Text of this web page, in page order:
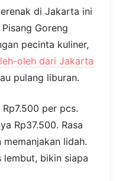
di Jakarta ini
Goreng
pecinta kuliner,
oleh dari Jakarta
pulang liburan.
per pcs.
Rp37.500. Rasa
lidah.
lembut, bikin siapa